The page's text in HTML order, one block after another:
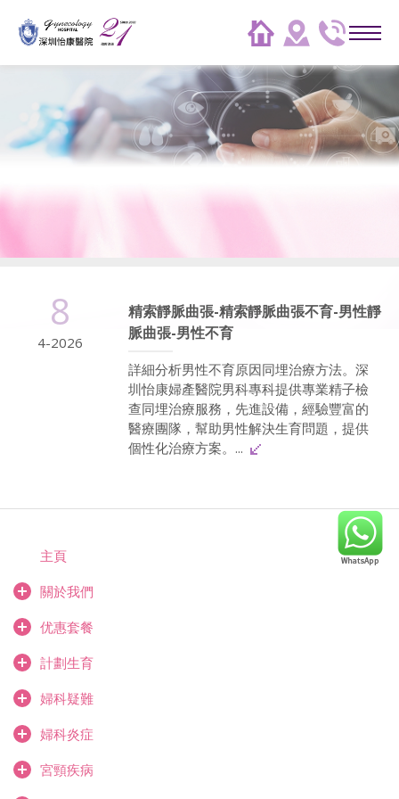
8
4-2026
精索靜脈曲張-精索靜脈曲張不育-男性靜
脈曲張-男性不育
詳細分析男性不育原因同埋治療方法。深
圳怡康婦產醫院男科專科提供專業精子檢
查同埋治療服務，先進設備，經驗豐富的
醫療團隊，幫助男性解決生育問題，提供
個性化治療方案。...
主頁
關於我們
优惠套餐
計劃生育
婦科疑難
婦科炎症
宮頸疾病